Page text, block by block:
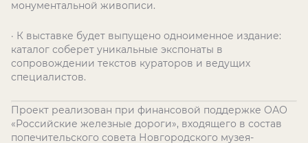
монументальной живописи.
· К выставке будет выпущено одноименное издание:
каталог соберет уникальные экспонаты в
сопровождении текстов кураторов и ведущих
специалистов.
Проект реализован при финансовой поддержке ОАО
«Российские железные дороги», входящего в состав
попечительского совета Новгородского музея-